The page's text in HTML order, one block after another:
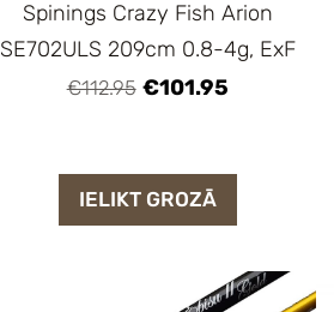
Spinings Crazy Fish Arion
SE702ULS 209cm 0.8-4g, ExF
€112.95 €101.95
IELIKT GROZĀ